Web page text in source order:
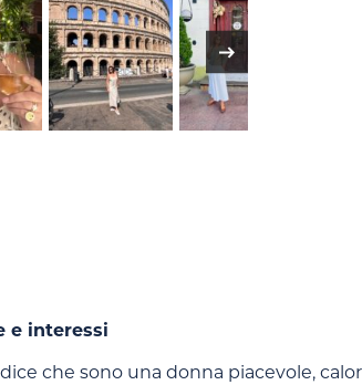
e interessi
che sono una donna piacevole,